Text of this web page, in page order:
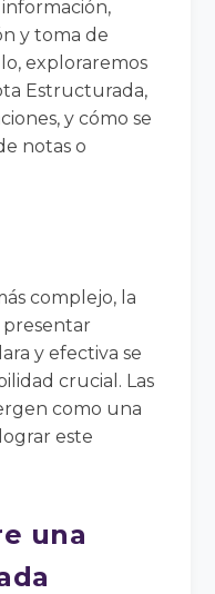
y toma de
exploraremos
Estructurada,
y cómo se
notas o
complejo, la
presentar
y efectiva se
crucial. Las
como una
este
una